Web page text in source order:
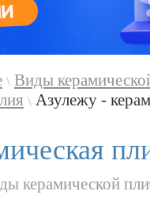
\ Виды
\ Азулежу -
керамической